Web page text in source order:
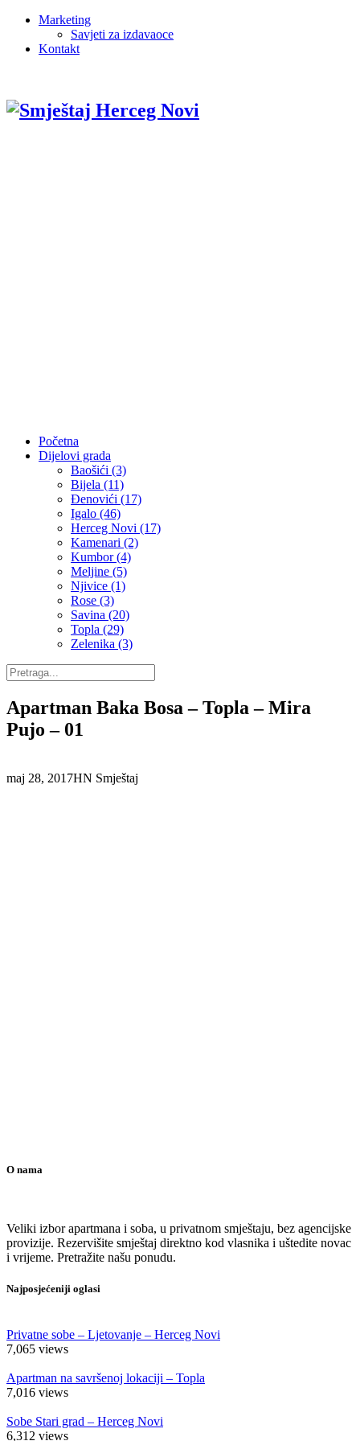
Marketing
Savjeti za izdavaoce
Kontakt
Početna
Dijelovi grada
Baošići (3)
Bijela (11)
Đenovići (17)
Igalo (46)
Herceg Novi (17)
Kamenari (2)
Kumbor (4)
Meljine (5)
Njivice (1)
Rose (3)
Savina (20)
Topla (29)
Zelenika (3)
Apartman Baka Bosa – Topla – Mira
Pujo – 01
maj 28, 2017HN Smještaj
O nama
Veliki izbor apartmana i soba, u privatnom smještaju, bez agencijske
provizije. Rezervišite smještaj direktno kod vlasnika i uštedite novac
i vrijeme. Pretražite našu ponudu.
Najposjećeniji oglasi
Privatne sobe – Ljetovanje – Herceg Novi
7,065 views
Apartman na savršenoj lokaciji – Topla
7,016 views
Sobe Stari grad – Herceg Novi
6,312 views